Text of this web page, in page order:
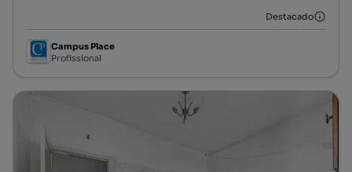
Destacado
Campus Place
Profissional